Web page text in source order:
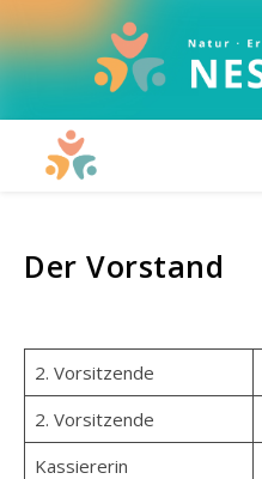
Der Vorstand
2. Vorsitzende
2. Vorsitzende
Kassiererin